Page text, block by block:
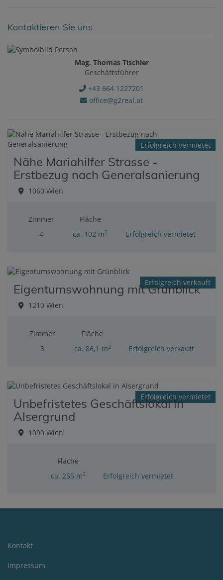
Kontaktieren Sie uns
Mag. Thomas Tischler
Geschäftsführer
+43 664 1227201
office@g2real.at
Erfolgreich vermietet
Nähe Mariahilfer Strasse -
Erstbezug nach Generalsanierung
1060 Wien
Zimmer
4
Fläche
ca. 102 m2 Erfolgreich vermietet
Erfolgreich verkauft
Eigentumswohnung mit Grünblick
1210 Wien
Zimmer
3
Fläche
ca. 86,1 m2 Erfolgreich verkauft
Erfolgreich vermietet
Unbefristetes Geschäftslokal in
Alsergrund
1090 Wien
Fläche
ca. 265 m2 Erfolgreich vermietet
Kontakt
Impressum